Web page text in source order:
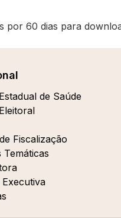
por 60 dias para
de Saúde
Fiscalização
Temáticas